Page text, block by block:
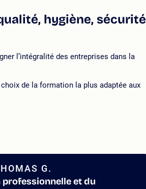
hygiène, sécurité
l’intégralité des entreprises dans la
de la formation la plus adaptée aux
G.
et du